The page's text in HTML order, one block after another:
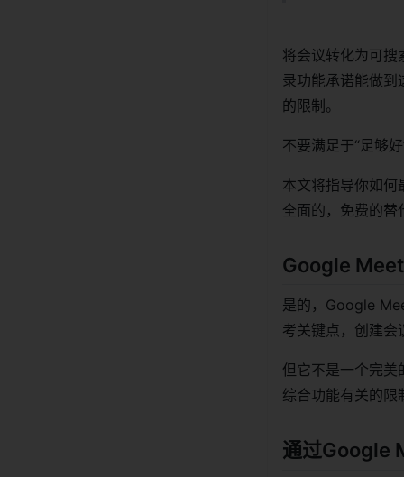
将会议转化为可
录功能承诺能做到
的限制。
不要满足于“足够
本文将指导你如
全面的，免费的替
Google
是的，Google
考关键点，创建会
但它不是一个完美
综合功能有关的限
通过Google